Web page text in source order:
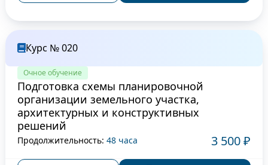
Курс № 020
Очное обучение
Подготовка схемы планировочной
организации земельного участка,
архитектурных и конструктивных
решений
Продолжительность: 48 часа 3 500 ₽